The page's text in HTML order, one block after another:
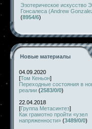
Эзотерическое искусство
Гонсалеса (Andrew
(8954/6)
Новые материалы
04.09.2020
[Том Кеньон]
Переходные состояния в
реалии (2583/0/0)
22.04.2018
[Группа Метасинтез]
Как грамотно пройти «узел
напряженности» (3489/0/0)